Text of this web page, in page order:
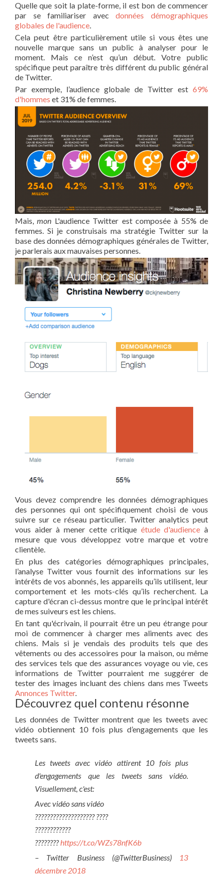
Quelle que soit la plate-forme, il est bon de commencer
par se familiariser avecdonnées démographiques
globales de l'audience.
Cela peut être particulièrement utile si vous êtes une
nouvelle marque sans un public à analyser pour le
moment. Mais ce n’est qu’un début. Votre public
spécifique peut paraître très différent du public général
de Twitter.
Par exemple, l’audience globale de Twitter est 69%
d'hommes et 31% de femmes.
Mais,mon L'audience Twitter est composée à 55% de
femmes. Si je construisais ma stratégie Twitter sur la
base des données démographiques générales de Twitter,
je parlerais aux mauvaises personnes.
Vous devez comprendre les données démographiques
des personnes qui ont spécifiquement choisi de vous
suivre sur ce réseau particulier. Twitter analytics peut
vous aider à mener cette critique étude d'audience à
mesure que vous développez votre marque et votre
clientèle.
En plus des catégories démographiques principales,
l’analyse Twitter vous fournit des informations sur les
intérêts de vos abonnés, les appareils qu’ils utilisent, leur
comportement et les mots-clés qu’ils recherchent. La
capture d'écran ci-dessus montre que le principal intérêt
de mes suiveurs est les chiens.
En tant qu'écrivain, il pourrait être un peu étrange pour
moi de commencer à charger mes aliments avec des
chiens. Mais si je vendais des produits tels que des
vêtements ou des accessoires pour la maison, ou même
des services tels que des assurances voyage ou vie, ces
informations de Twitter pourraient me suggérer de
tester des images incluant des chiens dans mes Tweets
Annonces Twitter.
Découvrez quel contenu résonne
Les données de Twitter montrent que les tweets avec
vidéo obtiennent 10 fois plus d’engagements que les
tweets sans.
Les tweets avec vidéo attirent 10 fois plus
d'engagements que les tweets sans vidéo.
Visuellement, c'est:
Avec vidéo sans vidéo
???????????????????? ????
????????????
????????https://t.co/WZs78nfK6b
– Twitter Business (@TwitterBusiness)
13
décembre 2018